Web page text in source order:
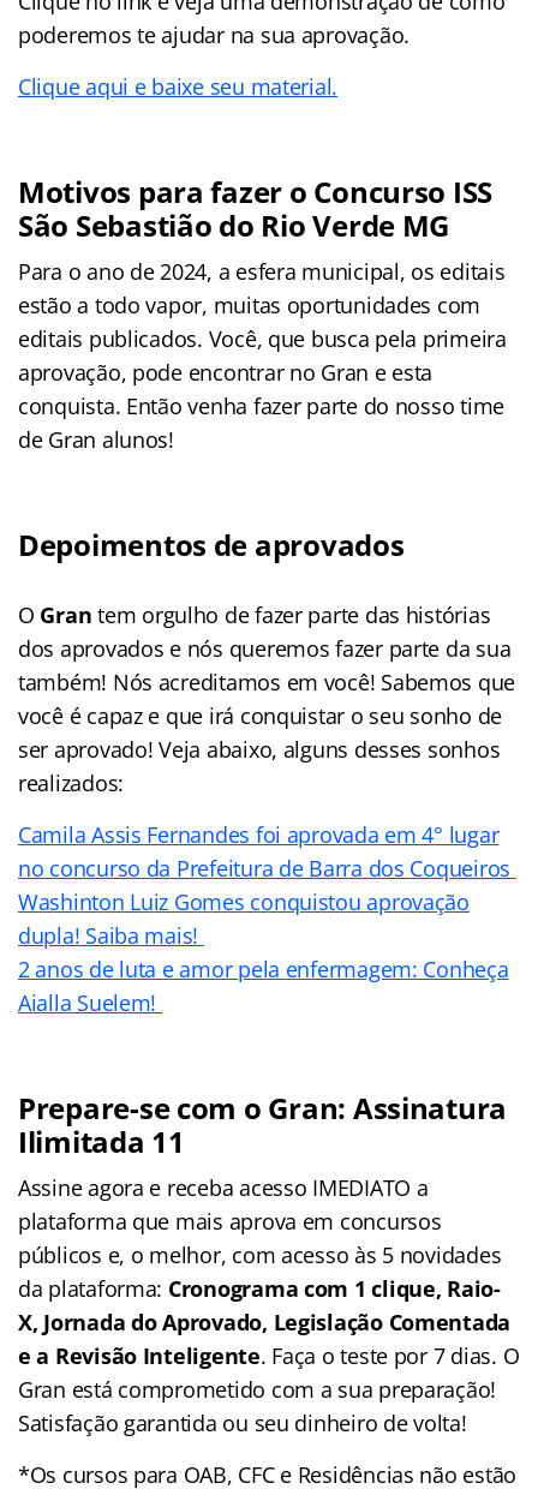
poderemos te ajudar na sua aprovação.
Clique aqui e baixe seu material.
Motivos para fazer o Concurso ISS
São Sebastião do Rio Verde MG
Para o ano de 2024, a esfera municipal, os editais
estão a todo vapor, muitas oportunidades com
editais publicados. Você, que busca pela primeira
aprovação, pode encontrar no Gran e esta
conquista. Então venha fazer parte do nosso time
de Gran alunos!
Depoimentos de aprovados
O Gran tem orgulho de fazer parte das histórias
dos aprovados e nós queremos fazer parte da sua
também! Nós acreditamos em você! Sabemos que
você é capaz e que irá conquistar o seu sonho de
ser aprovado! Veja abaixo, alguns desses sonhos
realizados:
Camila Assis Fernandes foi aprovada em 4° lugar
no concurso da Prefeitura de Barra dos Coqueiros
Washinton Luiz Gomes conquistou aprovação
dupla! Saiba mais!
2 anos de luta e amor pela enfermagem: Conheça
Aialla Suelem!
Prepare-se com o Gran: Assinatura
Ilimitada 11
Assine agora e receba acesso IMEDIATO a
plataforma que mais aprova em concursos
públicos e, o melhor, com acesso às 5 novidades
da plataforma: Cronograma com 1 clique, Raio-
X, Jornada do Aprovado, Legislação Comentada
e a Revisão Inteligente. Faça o teste por 7 dias. O
Gran está comprometido com a sua preparação!
Satisfação garantida ou seu dinheiro de volta!
*Os cursos para OAB, CFC e Residências não estão